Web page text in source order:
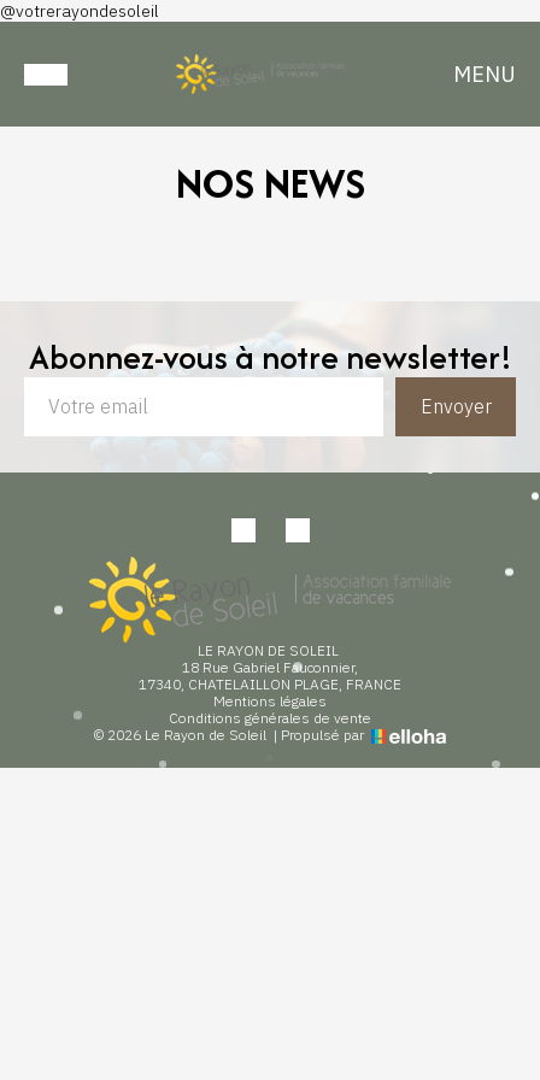
@votrerayondesoleil
MENU
NOS NEWS
Abonnez-vous à notre newsletter!
Envoyer
LE RAYON DE SOLEIL
18 Rue Gabriel Fauconnier,
17340, CHATELAILLON PLAGE, FRANCE
Mentions légales
Conditions générales de vente
© 2026 Le Rayon de Soleil | Propulsé par